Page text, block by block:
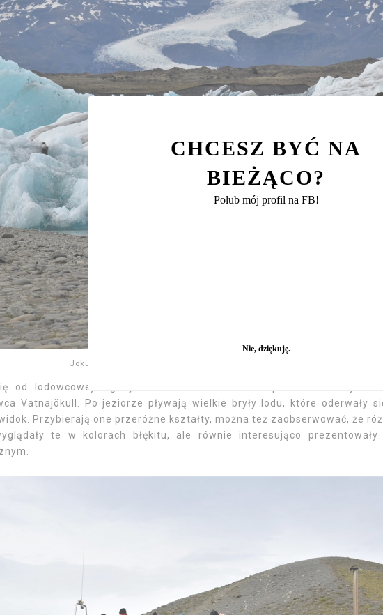
Jokulsarlon- Lodowcowa Laguna
od lodowcowej laguny Jokulsarlon. Jezioro to powstało w wyniku
Vatnajökull. Po jeziorze pływają wielkie bryły lodu, które oderwały
Przybierają one przeróżne kształty, można też zaobserwować, że
te w kolorach błękitu, ale równie interesująco prezentowały
CHCESZ BYĆ NA
BIEŻĄCO?
Polub mój profil na FB!